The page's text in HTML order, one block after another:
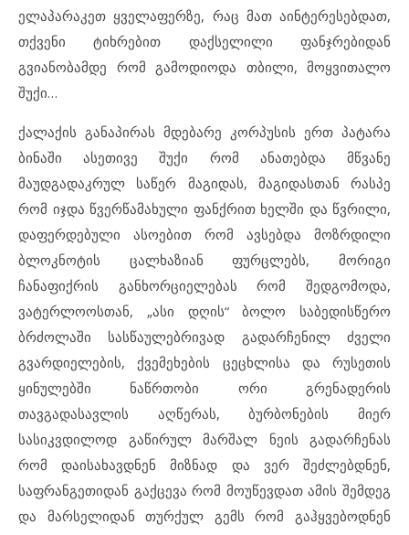
ელაპარაკეთ ყველაფერზე, რაც მათ აინტერესებდათ,
თქვენი ტიხრებით დაქსელილი ფანჯრებიდან
გვიანობამდე რომ გამოდიოდა თბილი, მოყვითალო
შუქი…
ქალაქის განაპირას მდებარე კორპუსის ერთ პატარა
ბინაში ასეთივე შუქი რომ ანათებდა მწვანე
მაუდგადაკრულ საწერ მაგიდას, მაგიდასთან რასპე
რომ იჯდა წვერწამახული ფანქრით ხელში და წვრილი,
დაფერდებული ასოებით რომ ავსებდა მოზრდილი
ბლოკნოტის ცალხაზიან ფურცლებს, მორიგი
ჩანაფიქრის განხორციელებას რომ შედგომოდა,
ვატერლოოსთან, „ასი დღის“ ბოლო საბედისწერო
ბრძოლაში სასწაულებრივად გადარჩენილ ძველი
გვარდიელების, ქვემეხების ცეცხლისა და რუსეთის
ყინულებში ნაწრთობი ორი გრენადერის
თავგადასავლის აღწერას, ბურბონების მიერ
სასიკვდილოდ გაწირულ მარშალ ნეის გადარჩენას
რომ დაისახავდნენ მიზნად და ვერ შეძლებდნენ,
საფრანგეთიდან გაქცევა რომ მოუწევდათ ამის შემდეგ
და მარსელიდან თურქულ გემს რომ გაჰყვებოდნენ